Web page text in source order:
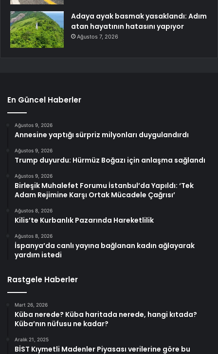
Adaya ayak basmak yasaklandı: Adım
atan hayatının hatasını yapıyor
Ağustos 7, 2026
En Güncel Haberler
Ağustos 9, 2026
Annesine yaptığı sürpriz milyonları duygulandırdı
Ağustos 9, 2026
Trump duyurdu: Hürmüz Boğazı için anlaşma sağlandı
Ağustos 9, 2026
Birleşik Muhalefet Forumu İstanbul’da Yapıldı: ‘Tek
Adam Rejimine Karşı Ortak Mücadele Çağrısı’
Ağustos 8, 2026
Kilis’te Kurbanlık Pazarında Hareketlilik
Ağustos 8, 2026
İspanya’da canlı yayına bağlanan kadın ağlayarak
yardım istedi
Rastgele Haberler
Mart 26, 2026
Küba nerede? Küba haritada nerede, hangi kıtada?
Küba’nın nüfusu ne kadar?
Aralık 21, 2025
BİST Kıymetli Madenler Piyasası verilerine göre bu